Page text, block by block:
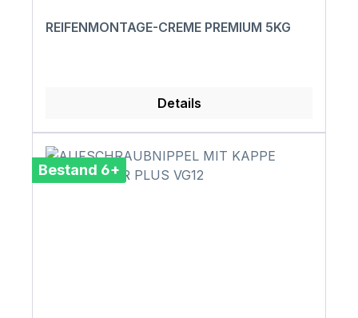
REIFENMONTAGE-CREME PREMIUM 5KG
Details
Bestand 6+